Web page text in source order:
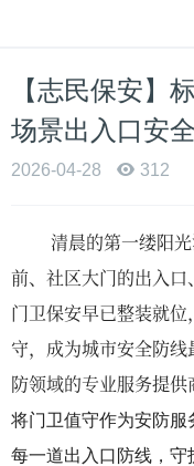
【志民保安】
场景出入口安全
2026-04-28 312
清晨的第一缕阳
前、社区大门的出入
门卫保安早已整装就
守，成为城市安全防线
防领域的专业服务提供
将门卫值守作为安防
每一道出入口防线，守